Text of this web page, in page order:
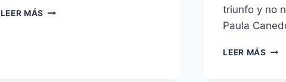
LEER MÁS CAMPEONATO
triunfo y no
Paula
LEER MÁS COPA